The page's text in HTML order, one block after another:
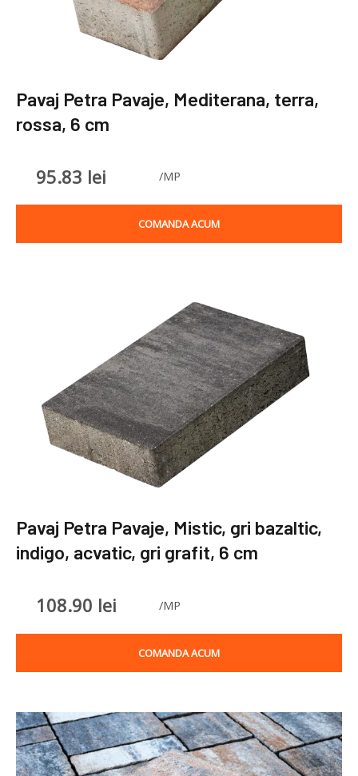
Pavaj Petra Pavaje, Mediterana, terra,
rossa, 6 cm
95.83 lei /MP
COMANDA ACUM
Pavaj Petra Pavaje, Mistic, gri bazaltic,
indigo, acvatic, gri grafit, 6 cm
108.90 lei /MP
COMANDA ACUM